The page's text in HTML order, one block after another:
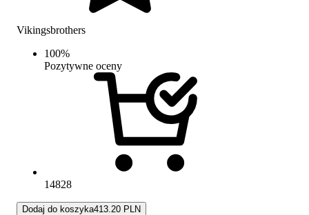
Vikingsbrothers
100%
Pozytywne oceny
14828
Dodaj do koszyka413.20 PLN